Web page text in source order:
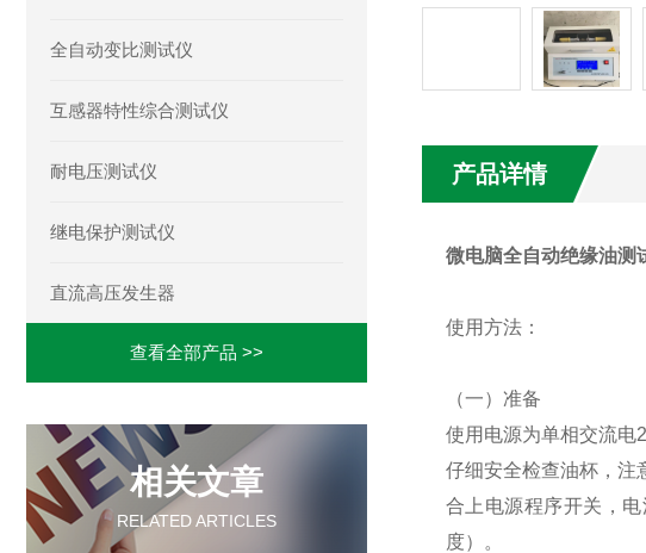
全自动变比测试仪
互感器特性综合测试仪
耐电压测试仪
继电保护测试仪
直流高压发生器
查看全部产品 >>
相关文章
RELATED ARTICLES
产品详情
微电脑全自动绝缘油测
使用方法：
（一）准备
使用电源为单相交流电
仔细安全检查油杯，注
合上电源程序开关，
度）。